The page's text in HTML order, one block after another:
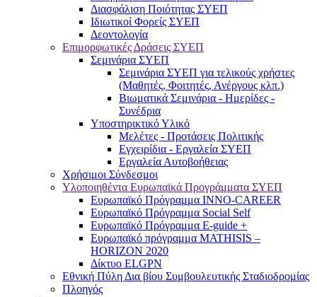
Διασφάλιση Ποιότητας ΣΥΕΠ
Ιδιωτικοί Φορείς ΣΥΕΠ
Δεοντολογία
Επιμορφωτικές Δράσεις ΣΥΕΠ
Σεμινάρια ΣΥΕΠ
Σεμινάρια ΣΥΕΠ για τελικούς χρήστες
(Μαθητές, Φοιτητές, Ανέργους κλπ.)
Βιωματικά Σεμινάρια - Ημερίδες -
Συνέδρια
Υποστηρικτικό Υλικό
Μελέτες - Προτάσεις Πολιτικής
Εγχειρίδια - Εργαλεία ΣΥΕΠ
Εργαλεία Αυτοβοήθειας
Χρήσιμοι Σύνδεσμοι
Υλοποιηθέντα Ευρωπαϊκά Προγράμματα ΣΥΕΠ
Ευρωπαϊκό Πρόγραμμα INNO-CAREER
Ευρωπαϊκό Πρόγραμμα Social Self
Ευρωπαϊκό Πρόγραμμα E-guide +
Ευρωπαϊκό πρόγραμμα MATHISIS –
HORIZON 2020
Δίκτυο ELGPN
Εθνική Πύλη Δια βίου Συμβουλευτικής Σταδιοδρομίας
Πλοηγός